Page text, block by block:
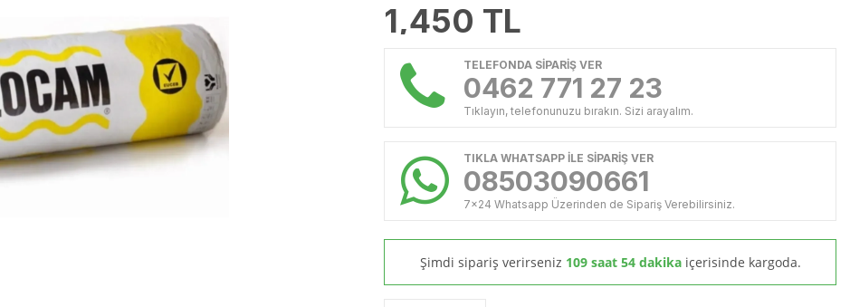
1,450 TL
TELEFONDA SİPARİŞ VER
0462 771 27 23
Tıklayın, telefonunuzu bırakın. Sizi arayalım.
TIKLA WHATSAPP İLE SİPARİŞ VER
08503090661
7x24 Whatsapp Üzerinden de Sipariş Verebilirsiniz.
Şimdi sipariş verirseniz 109 saat 54 dakika içerisinde kargoda.